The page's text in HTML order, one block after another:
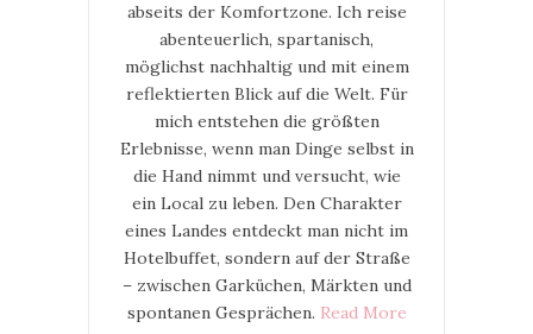
abseits der Komfortzone. Ich reise
abenteuerlich, spartanisch,
möglichst nachhaltig und mit einem
reflektierten Blick auf die Welt. Für
mich entstehen die größten
Erlebnisse, wenn man Dinge selbst in
die Hand nimmt und versucht, wie
ein Local zu leben. Den Charakter
eines Landes entdeckt man nicht im
Hotelbuffet, sondern auf der Straße
– zwischen Garküchen, Märkten und
spontanen Gesprächen. Read More